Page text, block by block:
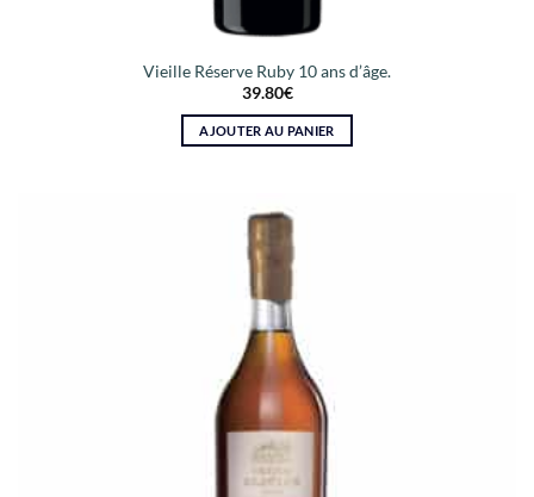
Vieille Réserve Ruby 10 ans d’âge.
39.80€
AJOUTER AU PANIER